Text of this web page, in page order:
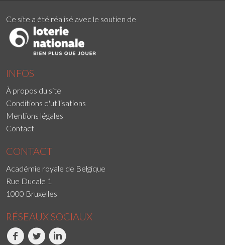
Ce site a été réalisé avec le soutien de
INFOS
À propos du site
Conditions d'utilisations
Mentions légales
Contact
CONTACT
Académie royale de Belgique
Rue Ducale 1
1000 Bruxelles
RÉSEAUX SOCIAUX